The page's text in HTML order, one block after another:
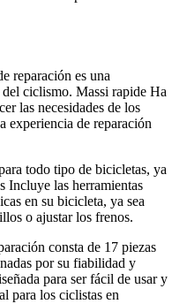
reparación es una
del ciclismo. Massi rapide Ha
las necesidades de los
experiencia de reparación
todo tipo de bicicletas, ya
Incluye las herramientas
en su bicicleta, ya sea
o ajustar los frenos.
consta de 17 piezas
por su fiabilidad y
para ser fácil de usar y
para los ciclistas en